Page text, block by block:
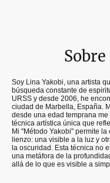
Soy Lina Yakobi, una artista
búsqueda constante de
URSS y desde 2006, he
ciudad de Marbella, España.
desde una edad temprana
técnica artística única que
Mi "Método Yakobi" permite
lienzo: una visible a la luz y
la oscuridad. Esta técnica no
una metáfora de la
allá de lo que es visible a